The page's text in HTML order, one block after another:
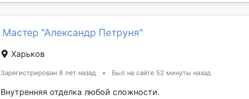
Мастер "Александр Петруня"
Харьков
Зарегистрирован 8 лет назад • Был на сайте 52 минуты назад
Внутренняя отделка любой сложности.